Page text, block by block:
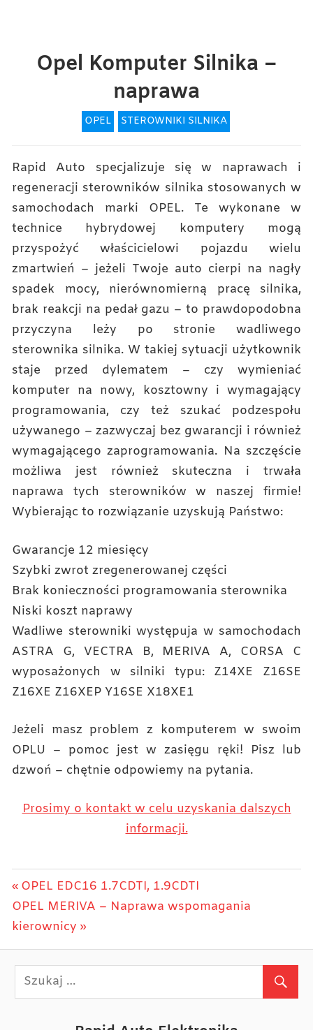
Opel Komputer Silnika –
naprawa
OPEL STEROWNIKI SILNIKA
Rapid Auto specjalizuje się w naprawach i
regeneracji sterowników silnika stosowanych w
samochodach marki OPEL. Te wykonane w
technice hybrydowej komputery mogą
przyspożyć właścicielowi pojazdu wielu
zmartwień – jeżeli Twoje auto cierpi na nagły
spadek mocy, nierównomierną pracę silnika,
brak reakcji na pedał gazu – to prawdopodobna
przyczyna leży po stronie wadliwego
sterownika silnika. W takiej sytuacji użytkownik
staje przed dylematem – czy wymieniać
komputer na nowy, kosztowny i wymagający
programowania, czy też szukać podzespołu
używanego – zazwyczaj bez gwarancji i również
wymagającego zaprogramowania. Na szczęście
możliwa jest również skuteczna i trwała
naprawa tych sterowników w naszej firmie!
Wybierając to rozwiązanie uzyskują Państwo:
Gwarancje 12 miesięcy
Szybki zwrot zregenerowanej części
Brak konieczności programowania sterownika
Niski koszt naprawy
Wadliwe sterowniki występuja w samochodach
ASTRA G, VECTRA B, MERIVA A, CORSA C
wyposażonych w silniki typu: Z14XE Z16SE
Z16XE Z16XEP Y16SE X18XE1
Jeżeli masz problem z komputerem w swoim
OPLU – pomoc jest w zasięgu ręki! Pisz lub
dzwoń – chętnie odpowiemy na pytania.
Prosimy o kontakt w celu uzyskania dalszych
informacji.
Nawigacja
wpisu
Previous
Post:
OPEL EDC16 1.7CDTI, 1.9CDTI
Next
Post:
OPEL MERIVA – Naprawa wspomagania
kierownicy